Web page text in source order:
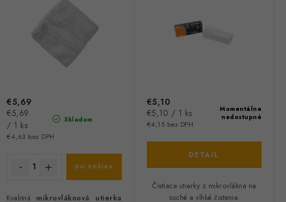
e
r
o
k
t
o
v
Skladom
€4,63 bez DPH
€5,69
Jednotková
cena:
€5,69
/ 1 ks
DO KOŠÍKA
Kvalitná mikrovláknová utierka
Momentálne
nedostupné
€4,15 bez DPH
€5,10
Jednotková
cena:
€5,10 / 1 ks
DETAIL
Čistiace utierky z mikrovlákna na
suché a vlhké čistenie.